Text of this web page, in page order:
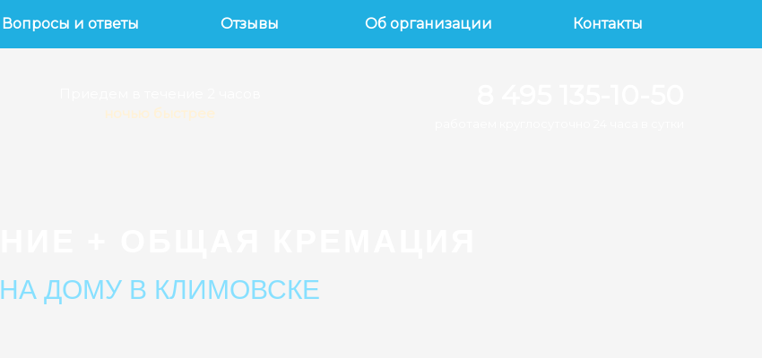
Вопросы и ответы Отзывы Об организации Контакты
ночью быстрее
НА ДОМУ В КЛИМОВСКЕ